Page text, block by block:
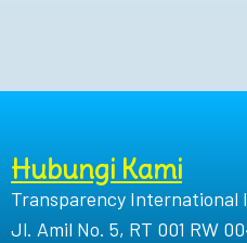
Hubungi Kami
Transparency International
Jl. Amil No. 5, RT 001 RW